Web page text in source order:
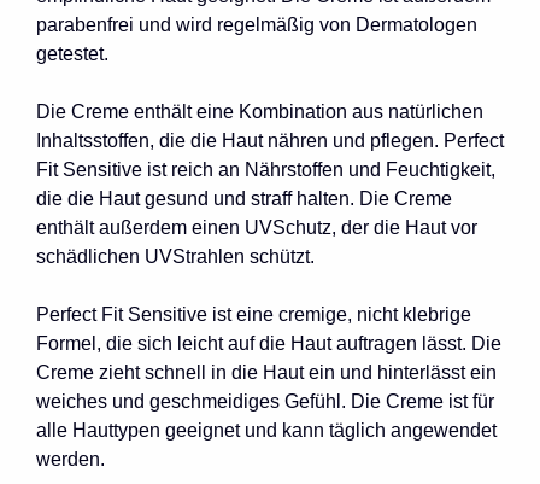
parabenfrei und wird regelmäßig von Dermatologen
getestet.
Die Creme enthält eine Kombination aus natürlichen
Inhaltsstoffen, die die Haut nähren und pflegen. Perfect
Fit Sensitive ist reich an Nährstoffen und Feuchtigkeit,
die die Haut gesund und straff halten. Die Creme
enthält außerdem einen UVSchutz, der die Haut vor
schädlichen UVStrahlen schützt.
Perfect Fit Sensitive ist eine cremige, nicht klebrige
Formel, die sich leicht auf die Haut auftragen lässt. Die
Creme zieht schnell in die Haut ein und hinterlässt ein
weiches und geschmeidiges Gefühl. Die Creme ist für
alle Hauttypen geeignet und kann täglich angewendet
werden.